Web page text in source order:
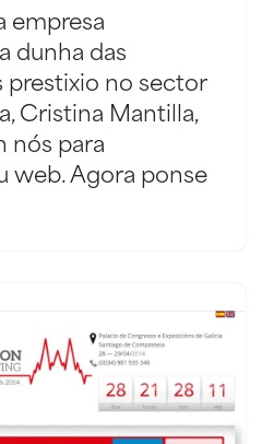
empresa
dunha das
prestixio no sector
Cristina Mantilla,
nós para
web. Agora ponse